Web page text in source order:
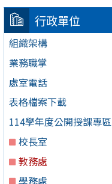
行政單位
組織架構
業務職掌
處室電話
表格檔案下載
114學年度公開授課專區
校長室
教務處
學務處